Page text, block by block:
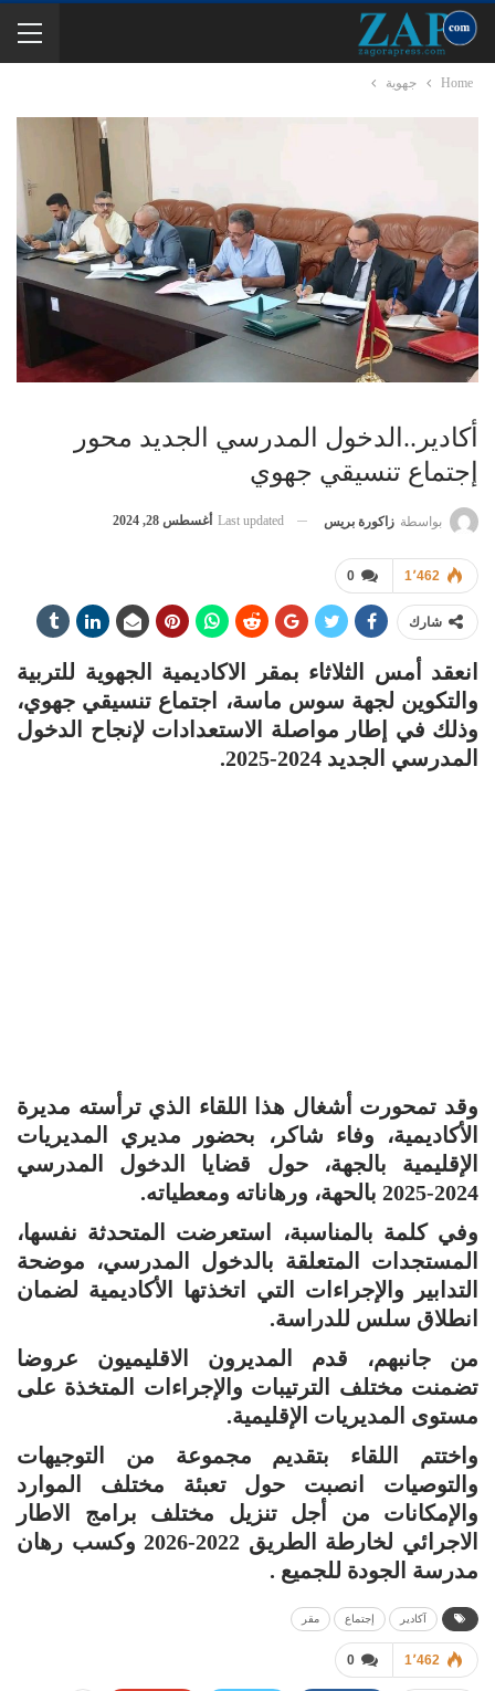
Home جهوية
أكادير..الدخول المدرسي الجديد محور
إجتماع تنسيقي جهوي
بواسطة زاكورة بريس Last updated أغسطس 28, 2024
0 1٬462
شارك
انعقد أمس الثلاثاء بمقر الاكاديمية الجهوية للتربية
والتكوين لجهة سوس ماسة، اجتماع تنسيقي جهوي،
وذلك في إطار مواصلة الاستعدادات لإنجاح الدخول
المدرسي الجديد 2024-2025.
وقد تمحورت أشغال هذا اللقاء الذي ترأسته مديرة
الأكاديمية، وفاء شاكر، بحضور مديري المديريات
الإقليمية بالجهة، حول قضايا الدخول المدرسي
2024-2025 بالحهة، ورهاناته ومعطياته.
وفي كلمة بالمناسبة، استعرضت المتحدثة نفسها،
المستجدات المتعلقة بالدخول المدرسي، موضحة
التدابير والإجراءات التي اتخذتها الأكاديمية لضمان
انطلاق سلس للدراسة.
من جانبهم، قدم المديرون الاقليميون عروضا
تضمنت مختلف الترتيبات والإجراءات المتخذة على
مستوى المديريات الإقليمية.
واختتم اللقاء بتقديم مجموعة من التوجيهات
والتوصيات انصبت حول تعبئة مختلف الموارد
والإمكانات من أجل تنزيل مختلف برامج الاطار
الاجرائي لخارطة الطريق 2022-2026 وكسب رهان
مدرسة الجودة للجميع .
آكادير إجتماع مقر
0 1٬462